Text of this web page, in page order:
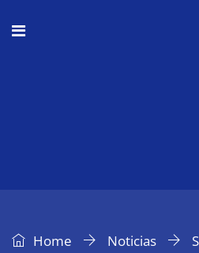
Home Noticias